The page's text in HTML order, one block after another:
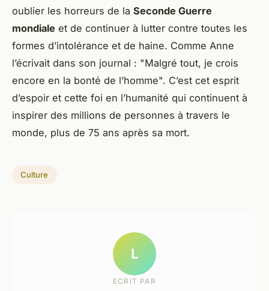
oublier les horreurs de la Seconde Guerre
mondiale et de continuer à lutter contre toutes les
formes d’intolérance et de haine. Comme Anne
l’écrivait dans son journal : "Malgré tout, je crois
encore en la bonté de l’homme". C’est cet esprit
d’espoir et cette foi en l’humanité qui continuent à
inspirer des millions de personnes à travers le
monde, plus de 75 ans après sa mort.
Culture
L
ECRIT PAR